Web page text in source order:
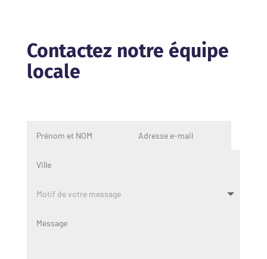
Contactez notre équipe
locale